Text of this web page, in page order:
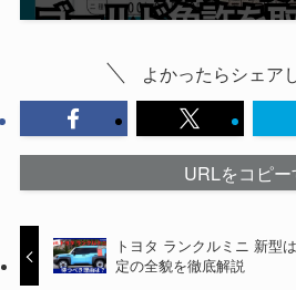
よかったらシェア
URLをコピー
トヨタ ランクルミニ 新型
定の全貌を徹底解説